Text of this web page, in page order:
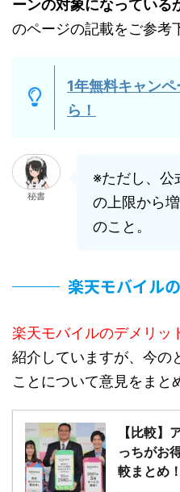
ーンの対象になっている
のページの記載をご参考
1年無料キャン
ら！
秘書
※ただし、公
の上限から
のこと。
楽天モバイル
楽天モバイルのデメリッ
紹介していますが、今の
ことについて意見をまと
【比較】
っちがお
較まとめ！